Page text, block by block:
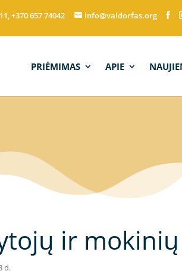
+370 657 74042 info@valdorfas.org
PRIĖMIMAS APIE
ir
d.